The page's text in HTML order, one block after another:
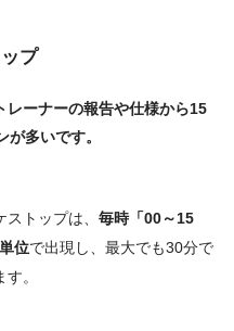
プ
レーナーの報告や仕様から15
が多いです。
トップは、 毎時「00～15
位で出現し、 最大でも30分で
。